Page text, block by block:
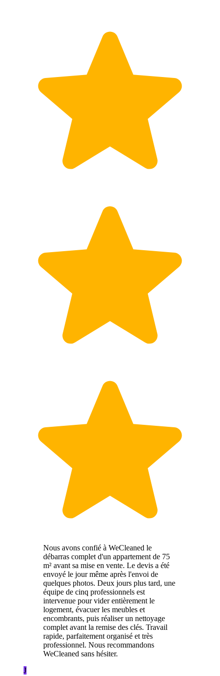
Nous avons confié à WeCleaned le
débarras complet d'un appartement de 75
m² avant sa mise en vente. Le devis a été
envoyé le jour même après l'envoi de
quelques photos. Deux jours plus tard, une
équipe de cinq professionnels est
intervenue pour vider entièrement le
logement, évacuer les meubles et
encombrants, puis réaliser un nettoyage
complet avant la remise des clés. Travail
rapide, parfaitement organisé et très
professionnel. Nous recommandons
WeCleaned sans hésiter.
J